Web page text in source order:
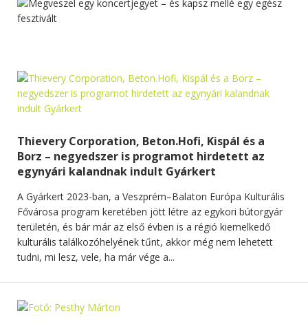
Thievery Corporation, Beton.Hofi, Kispál és a
Borz – negyedszer is programot hirdetett az
egynyári kalandnak indult Gyárkert
A Gyárkert 2023-ban, a Veszprém–Balaton Európa Kulturális
Fővárosa program keretében jött létre az egykori bútorgyár
területén, és bár már az első évben is a régió kiemelkedő
kulturális találkozóhelyének tűnt, akkor még nem lehetett
tudni, mi lesz, vele, ha már vége a...